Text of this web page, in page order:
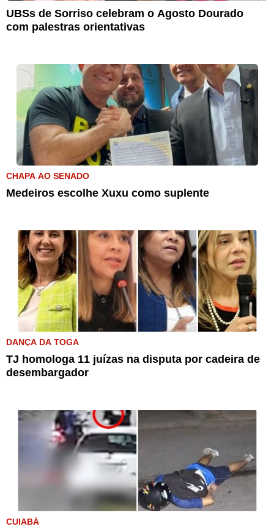
UBSs de Sorriso celebram o Agosto Dourado
com palestras orientativas
CHAPA AO SENADO
Medeiros escolhe Xuxu como suplente
DANÇA DA TOGA
TJ homologa 11 juízas na disputa por cadeira de
desembargador
CUIABÁ